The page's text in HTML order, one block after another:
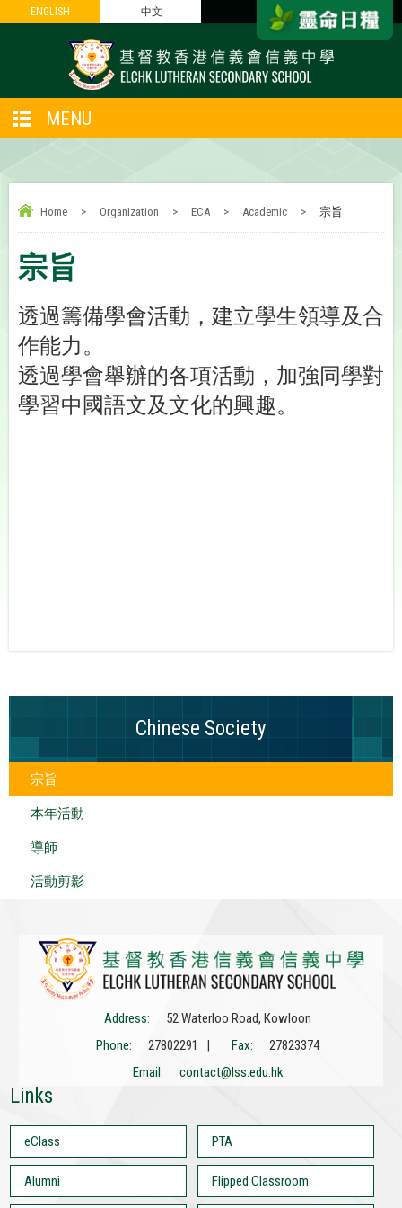
ENGLISH 中文
ENGLISH 中文
MENU
Home > Organization > ECA > Academic > 宗旨
宗旨
透過籌備學會活動，建立學生領導及合
作能力。
透過學會舉辦的各項活動，加強同學對
學習中國語文及文化的興趣。
Chinese Society
宗旨
本年活動
導師
活動剪影
Address:
52 Waterloo Road, Kowloon
Phone:
27802291 | Fax:
27823374
Email:
contact@lss.edu.hk
Links
eClass PTA
Alumni Flipped Classroom